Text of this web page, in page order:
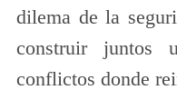
dilema de la
construir juntos
conflictos donde